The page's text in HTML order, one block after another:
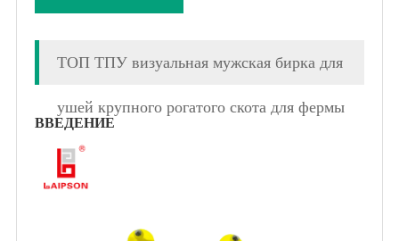
ТОП ТПУ визуальная мужская бирка для
ушей крупного рогатого скота для фермы
ВВЕДЕНИЕ